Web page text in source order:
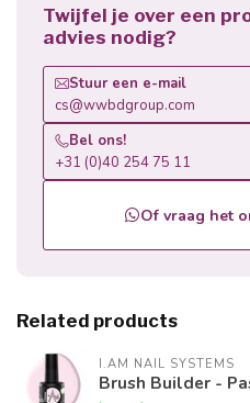
Twijfel je over een
advies nodig?
Stuur een e-mail
cs@wwbdgroup.com
Bel ons!
+31 (0)40 254 75 11
Of vraag het
Related products
I.AM NAIL SYSTEMS
Brush Builder -